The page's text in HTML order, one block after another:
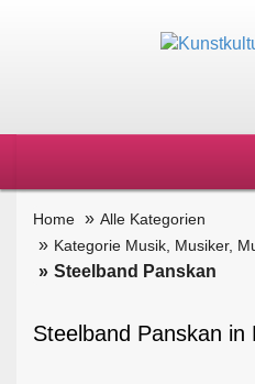
Home
Alle Kategorien
Kategorie Musik, Musiker,
Steelband Panskan
Steelband Panskan in